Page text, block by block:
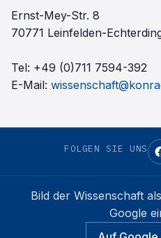
Ernst-Mey-Str. 8
70771 Leinfelden-
Tel: +49 (0)711 7594-392
E-Mail:
FOLGEN SIE UNS
Bild der Wissenschaft
Google